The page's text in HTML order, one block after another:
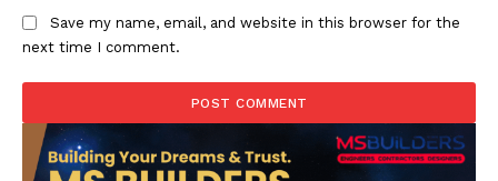
Save my name, email, and website in this browser for the
next time I comment.